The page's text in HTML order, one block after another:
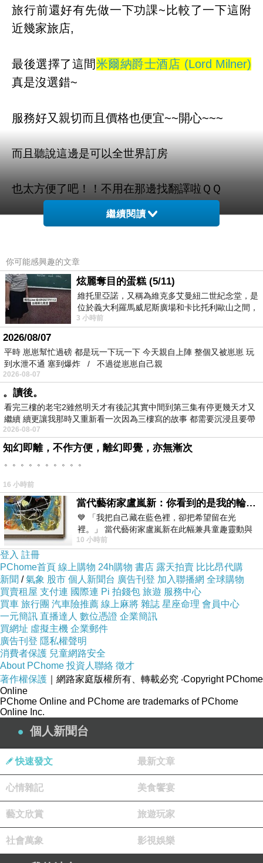
旅行前還好有先做一下功課~比較了一下這附
近幾家旅店,
最後選擇了這間米爾納爵士酒店 (Lord Milner)
真是沒選錯~
服務好又親切而且價格也便宜~~開心~~~
而且聽說這邊是可以全世界訂房
也太方便了吧！！不用在那邊找翻譯啦ＱＱ
米爾納爵士酒店 (Lord Milner) 的介紹在下面
如果有興趣到這附近玩的，不妨可以看看喔！
以下是 米爾納爵士酒店 (Lord Milner) 的介紹 如
果也跟我一樣喜歡不妨看看喔!
PS.若您家裡有0~4歲的小朋友，點我進入索取免
費《迪士尼美語世界試用包》
↓↓↓限量特優價格按鈕↓↓↓
繼續閱讀
你可能感興趣的文章
炫麗奪目的蛋糕 (5/11)
維托里亞諾，又稱為維克多艾曼紐二世紀念堂，是
位於義大利羅馬威尼斯廣場和卡比托利歐山之間，
用以紀念統一義大利統一後的的第一位國
3 小時前
2026/08/07
平時 崽崽幫忙過磅 都是玩一下玩一下 今天親自上陣 整個又被崽崽 玩
到水泄不通 塞到爆炸 / 不過從崽崽自己親
2026-08-07
。讀後。
看完三樓的老宅2雖然明天才有後記其實中間到第三集有停更幾天才又
繼續 續更讓我那時又重新看一次因為三樓寫的故事 都需要沉浸且要帶
有
2026-08-07
知幻即離，不作方便，離幻即覺，亦無漸次
。。。。。。。。。。
16 小時前
當代藝術家盧嵐新：你看到的是我的輪廓，還是你的故事？——藏在藍色裡的希望與光
💙 「我把自己藏在藍色裡，卻把希望留在光
裡。」 當代藝術家盧嵐新在此幅兼具童趣靈動與
抽象韻味的新作中，用湛藍的羽翼般色塊包覆著
10 小時前
登入 註冊
PChome首頁 線上購物 24h購物 書店 露天拍賣 比比昂代購
新聞 /氣象 股市 個人新聞台 廣告刊登 加入聯播網 全球購物
買賣租屋 支付連 國際連 Pi 拍錢包 旅遊 服務中心
買車 旅行團 汽車險推薦 線上麻將 雜誌 星座命理 會員中心
一元簡訊 直播達人 數位憑證 企業簡訊
買網址 虛擬主機 企業郵件
廣告刊登 隱私權聲明
消費者保護 兒童網路安全
About PChome 投資人聯絡 徵才
著作權保護 ｜網路家庭版權所有、轉載必究 ‧Copyright PChome
Online
PChome Online and PChome are trademarks of PChome
Online Inc.
個人新聞台
快速發文 最新文章
心情雜記 美食饗宴
藝文欣賞 旅遊玩家
社會萬象 影視娛樂